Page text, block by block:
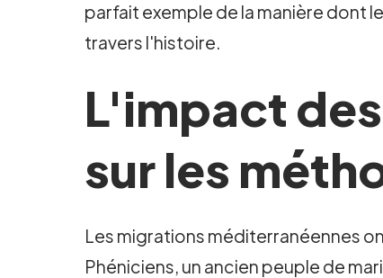
parfait exemple de la manière dont
travers l'histoire.
L'impact
sur les
Les migrations méditerranéennes
Phéniciens, un ancien peuple de